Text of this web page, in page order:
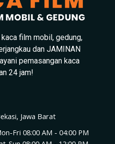
film mobil, gedung,
dan JAMINAN
pemasangan kaca
24 jam!
Jawa Barat
Fri 08:00 AM - 04:00 PM